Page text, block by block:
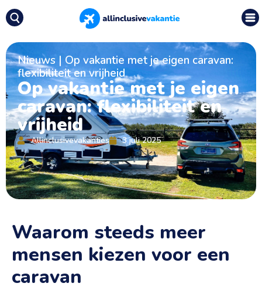
Nieuws | Op vakantie met je eigen caravan:
flexibiliteit en vrijheid
Op vakantie met je eigen
caravan: flexibiliteit en
vrijheid
Allinclusivevakanties 3 juli 2025
Waarom steeds meer
mensen kiezen voor een
caravan